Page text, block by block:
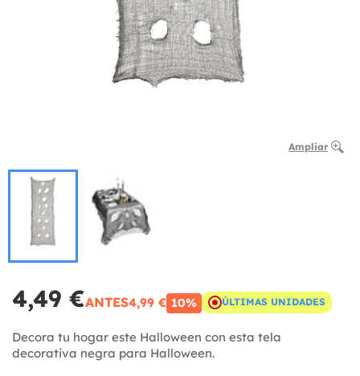
Ampliar
4,49 €ANTES4,99 € 10% ÚLTIMAS UNIDADES
Decora tu hogar este Halloween con esta tela
decorativa negra para Halloween.